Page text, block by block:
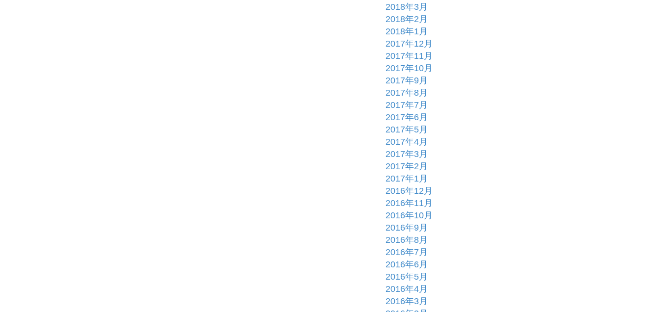
2018年3月
2018年2月
2018年1月
2017年12月
2017年11月
2017年10月
2017年9月
2017年8月
2017年7月
2017年6月
2017年5月
2017年4月
2017年3月
2017年2月
2017年1月
2016年12月
2016年11月
2016年10月
2016年9月
2016年8月
2016年7月
2016年6月
2016年5月
2016年4月
2016年3月